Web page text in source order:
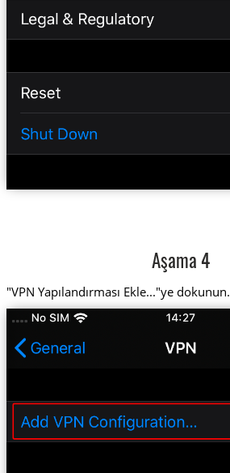
Aşama 4
"VPN Yapılandırması Ekle..."ye dokunun.